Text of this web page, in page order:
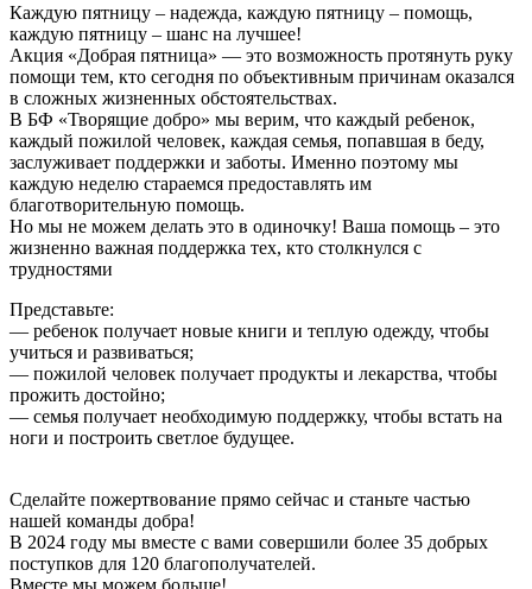
Каждую пятницу – надежда, каждую пятницу – помощь,
каждую пятницу – шанс на лучшее!
Акция «Добрая пятница» — это возможность протянуть руку
помощи тем, кто сегодня по объективным причинам оказался
в сложных жизненных обстоятельствах.
В БФ «Творящие добро» мы верим, что каждый ребенок,
каждый пожилой человек, каждая семья, попавшая в беду,
заслуживает поддержки и заботы. Именно поэтому мы
каждую неделю стараемся предоставлять им
благотворительную помощь.
Но мы не можем делать это в одиночку! Ваша помощь – это
жизненно важная поддержка тех, кто столкнулся с
трудностями
Представьте:
— ребенок получает новые книги и теплую одежду, чтобы
учиться и развиваться;
— пожилой человек получает продукты и лекарства, чтобы
прожить достойно;
— семья получает необходимую поддержку, чтобы встать на
ноги и построить светлое будущее.
Сделайте пожертвование прямо сейчас и станьте частью
нашей команды добра!
В 2024 году мы вместе с вами совершили более 35 добрых
поступков для 120 благополучателей.
Вместе мы можем больше!